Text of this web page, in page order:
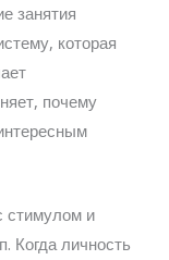
занятия
которая
почему
стимулом и
Когда личность